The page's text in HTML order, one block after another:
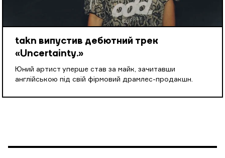
takn випустив дебютний трек
«Uncertainty.»
Юний артист уперше став за майк, зачитавши
англійською під свій фірмовий драмлес-продакшн.